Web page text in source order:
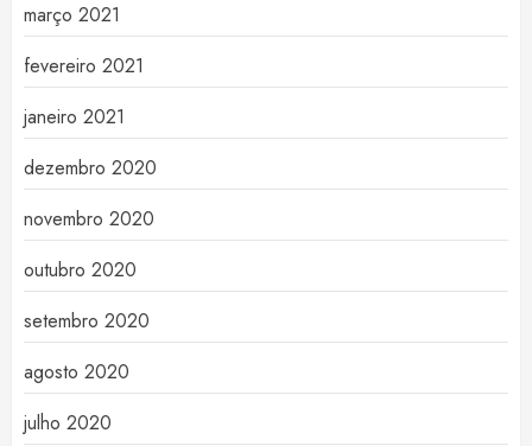
março 2021
fevereiro 2021
janeiro 2021
dezembro 2020
novembro 2020
outubro 2020
setembro 2020
agosto 2020
julho 2020